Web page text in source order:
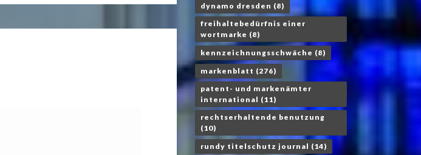
dynamo dresden (8)
freihaltebedürfnis einer
wortmarke (8)
kennzeichnungsschwäche (8)
markenblatt (276)
patent- und markenämter
international (11)
rechtserhaltende benutzung
(10)
rundy titelschutz journal (14)